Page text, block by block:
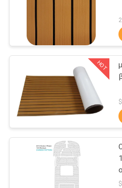
ΕΙΔΉΣΕΙΣ
ΈΝΑ
ΑΠΌΣΠΑΣΜΑ
SITEMAP
PRIVACY
βαθμού
ψαριών
HOT